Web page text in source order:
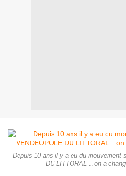
Depuis 10 ans il y a eu du mouvement
DU LITTORAL ...on a